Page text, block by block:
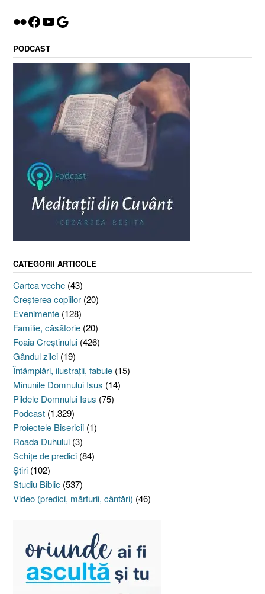
Flickr
Facebook
YouTube
Google
PODCAST
CATEGORII ARTICOLE
Cartea veche (43)
Creşterea copiilor (20)
Evenimente (128)
Familie, căsătorie (20)
Foaia Creştinului (426)
Gândul zilei (19)
Întâmplări, ilustraţii, fabule (15)
Minunile Domnului Isus (14)
Pildele Domnului Isus (75)
Podcast (1.329)
Proiectele Bisericii (1)
Roada Duhului (3)
Schiţe de predici (84)
Ştiri (102)
Studiu Biblic (537)
Video (predici, mărturii, cântări) (46)